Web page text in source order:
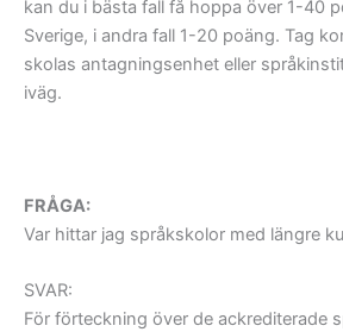
kan du i bästa fall få hoppa över 1-40
Sverige, i andra fall 1-20 poäng. Tag
skolas antagningsenhet eller
iväg.
FRÅGA:
Var hittar jag språkskolor med längre
SVAR:
För förteckning över de ackrediterade